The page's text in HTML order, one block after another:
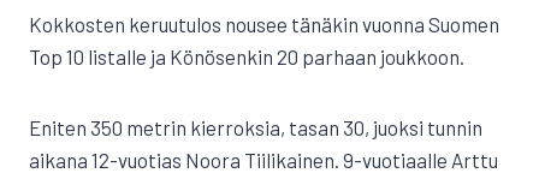
Kokkosten keruutulos nousee tänäkin vuonna Suomen
Top 10 listalle ja Könösenkin 20 parhaan joukkoon.
Eniten 350 metrin kierroksia, tasan 30, juoksi tunnin
aikana 12-vuotias Noora Tiilikainen. 9-vuotiaalle Arttu